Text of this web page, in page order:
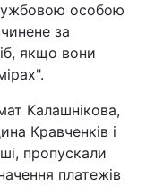
особою
за
якщо вони
Калашнікова,
Кравченків і
пропускали
платежів